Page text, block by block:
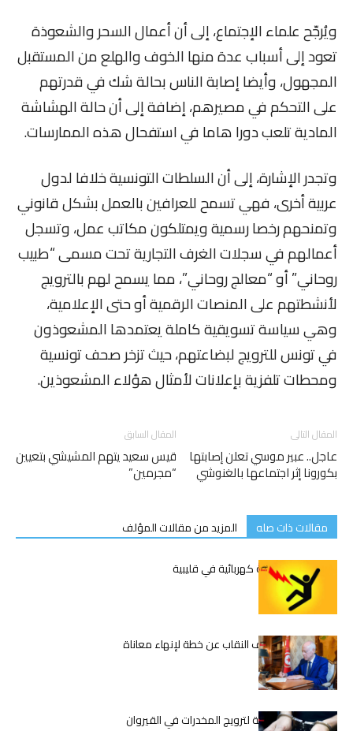
ويُرجّح علماء الإجتماع، إلى أن أعمال السحر والشعوذة
تعود إلى أسباب عدة منها الخوف والهلع من المستقبل
المجهول، وأيضا إصابة الناس بحالة شك في قدرتهم
على التحكم في مصيرهم، إضافة إلى أن حالة الهشاشة
المادية تلعب دورا هاما في استفحال هذه الممارسات.
وتجدر الإشارة، إلى أن السلطات التونسية خلافا لدول
عربية أخرى، فهي تسمح للعرافين بالعمل بشكل قانوني
وتمنحهم رخصا رسمية ويمتلكون مكاتب عمل، وتسجل
أعمالهم في سجلات الغرف التجارية تحت مسمى “طبيب
روحاني” أو “معالج روحاني”، مما يسمح لهم بالترويج
لأنشطتهم على المنصات الرقمية أو حتى الإعلامية،
وهي سياسة تسويقية كاملة يعتمدها المشعوذون
في تونس للترويج لبضاعتهم، حيث تزخر صحف تونسية
ومحطات تلفزية بإعلانات لأمثال هؤلاء المشعوذين.
المقال السابق
قيس سعيد يتهم المشيشي بتعيين
“مجرمين”
المقال التالى
عاجل.. عبير موسي تعلن إصابتها
بكورونا إثر اجتماعها بالغنوشي
مقالات ذات صله
المزيد من مقالات المؤلف
وفاة شاب بصعقة كهربائية في قليبية
قيس سعيّد يكشف النقاب عن خطة لإنهاء معاناة
المعلمين
تفكيك شبكة دولية لترويج المخدرات في القيروان